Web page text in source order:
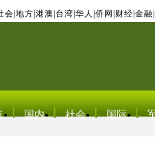
会 地方 港澳 台湾 华人 侨网 财经 金融
国内 社会 国际